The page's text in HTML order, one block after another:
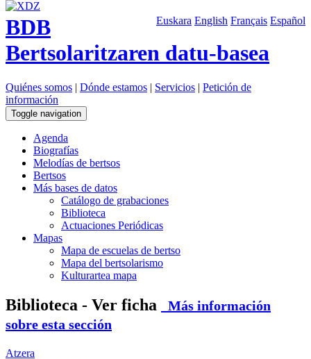
Euskara English Français Español
BDB
Bertsolaritzaren datu-basea
Quiénes somos | Dónde estamos | Servicios | Petición de
información
Toggle navigation
Agenda
Biografías
Melodías de bertsos
Bertsos
Más bases de datos
Catálogo de grabaciones
Biblioteca
Actuaciones Periódicas
Mapas
Mapa de escuelas de bertso
Mapa del bertsolarismo
Kulturartea mapa
Biblioteca - Ver ficha
Más información
sobre esta sección
Atzera